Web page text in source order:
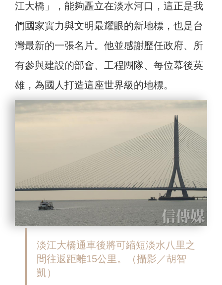
江大橋」，能夠矗立在淡水河口，這正是我
們國家實力與文明最耀眼的新地標，也是台
灣最新的一張名片。他並感謝歷任政府、所
有參與建設的部會、工程團隊、每位幕後英
雄，為國人打造這座世界級的地標。
淡江大橋通車後將可縮短淡水八里之
間往返距離15公里。（攝影／胡智
凱）